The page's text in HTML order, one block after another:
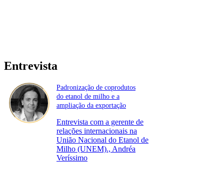
Entrevista
Padronização de coprodutos
do etanol de milho e a
ampliação da exportação
Entrevista com a gerente de
relações internacionais na
União Nacional do Etanol de
Milho (UNEM)., Andréa
Veríssimo